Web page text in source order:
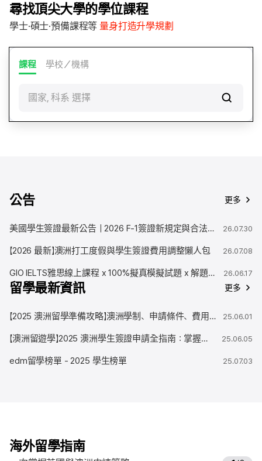
尋找頂尖大學的學位課程
學士·碩士·預備課程等 量身打造升學規劃
課程 學校／機構
國家, 科系 選擇
公告 更多
美國學生簽證最新公告｜2026 F-1簽證新規定與合法停留期限變更解析 26.07.30
【2026 最新】澳洲打工度假與學生簽證費用調整懶人包 26.07.08
GIO IELTS雅思線上課程 x 100%擬真模擬試題 x 解題技巧 26.06.17
留學最新資訊 更多
【2025 澳洲留學準備攻略】澳洲學制、申請條件、費用、簽證準備一次搞懂！| ed:m 專業留學代辦 25.06.01
【澳洲留遊學】2025 澳洲學生簽證申請全指南：掌握新政策與申請重點 25.06.05
edm留學榜單 - 2025 學生榜單 25.07.03
海外留學指南